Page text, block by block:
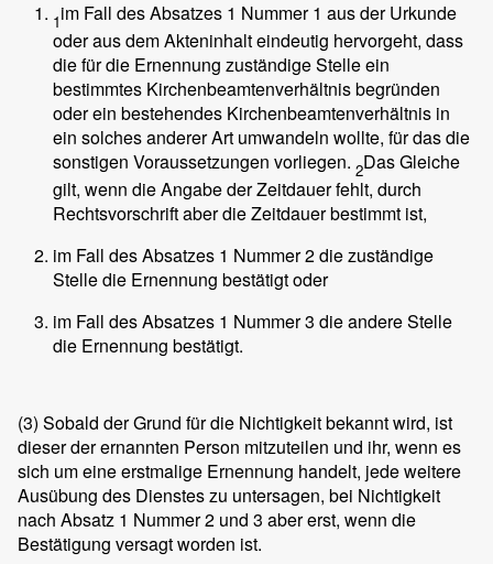
1im Fall des Absatzes 1 Nummer 1 aus der Urkunde
oder aus dem Akteninhalt eindeutig hervorgeht, dass
die für die Ernennung zuständige Stelle ein
bestimmtes Kirchenbeamtenverhältnis begründen
oder ein bestehendes Kirchenbeamtenverhältnis in
ein solches anderer Art umwandeln wollte, für das die
sonstigen Voraussetzungen vorliegen. 2Das Gleiche
gilt, wenn die Angabe der Zeitdauer fehlt, durch
Rechtsvorschrift aber die Zeitdauer bestimmt ist,
im Fall des Absatzes 1 Nummer 2 die zuständige
Stelle die Ernennung bestätigt oder
im Fall des Absatzes 1 Nummer 3 die andere Stelle
die Ernennung bestätigt.
(3) Sobald der Grund für die Nichtigkeit bekannt wird, ist
dieser der ernannten Person mitzuteilen und ihr, wenn es
sich um eine erstmalige Ernennung handelt, jede weitere
Ausübung des Dienstes zu untersagen, bei Nichtigkeit
nach Absatz 1 Nummer 2 und 3 aber erst, wenn die
Bestätigung versagt worden ist.